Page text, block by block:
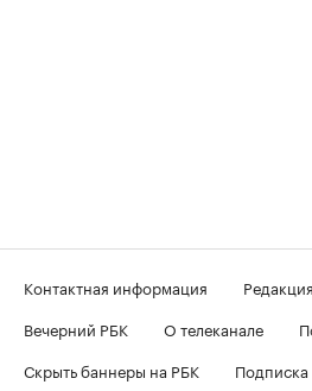
Контактная информация Редакция
Вечерний РБК
О телеканале
Скрыть баннеры на РБК